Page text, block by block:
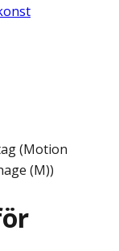
(Motion
(M))